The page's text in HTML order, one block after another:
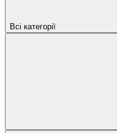
Всі категорії